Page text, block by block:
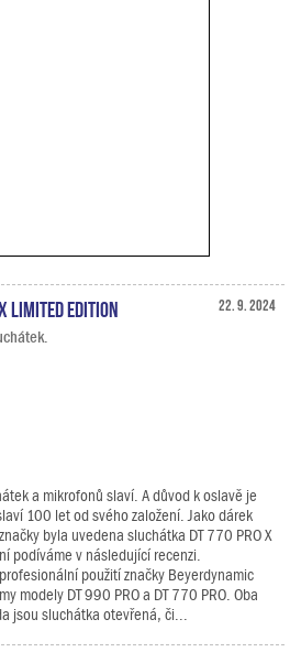
22. 9. 2024
Limited Edition
a mikrofonů slaví. A důvod k oslavě je
100 let od svého založení. Jako dárek
byla uvedena sluchátka DT 770 PRO X
podíváme v následující recenzi.
použití značky Beyerdynamic
modely DT 990 PRO a DT 770 PRO. Oba
jsou sluchátka otevřená, či...